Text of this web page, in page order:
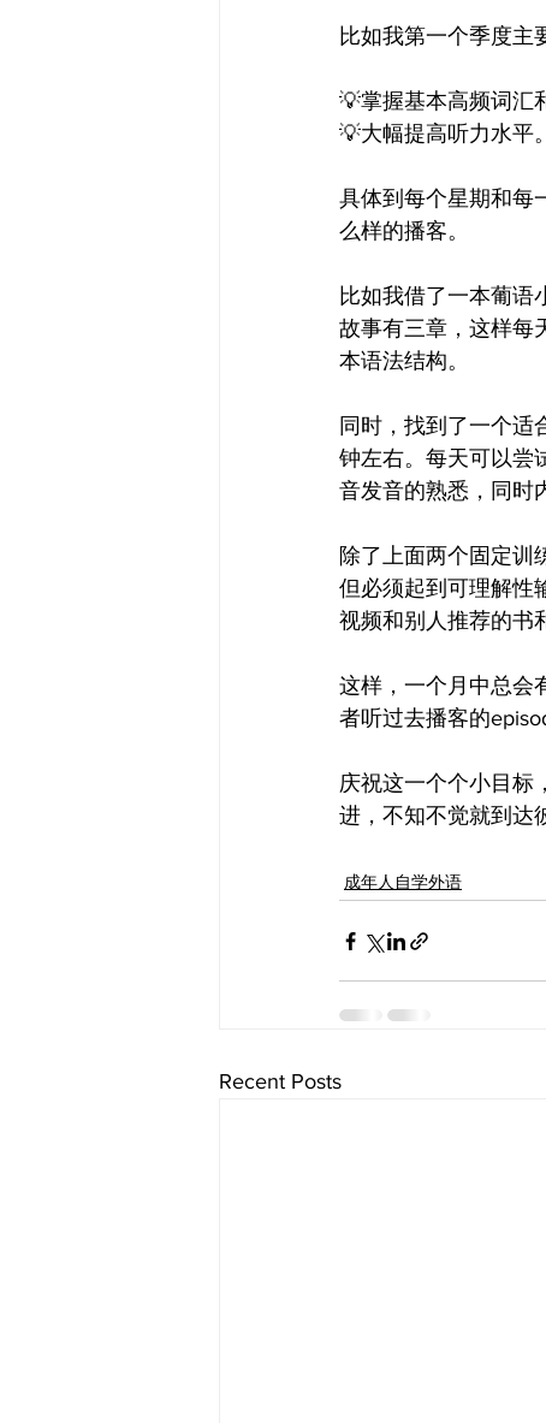
比如我第一个季度主
💡掌握基本高频词汇
💡大幅提高听力水平。
具体到每个星期和每
么样的播客。
比如我借了一本葡语
故事有三章，这样每
本语法结构。
同时，找到了一个适
钟左右。每天可以尝
音发音的熟悉，同时
除了上面两个固定训
但必须起到可理解性
视频和别人推荐的书
这样，一个月中总会
者听过去播客的
庆祝这一个个小目标
进，不知不觉就到达
成年人自学外语
Recent Posts